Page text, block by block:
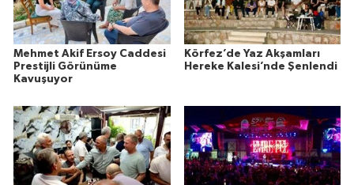
Mehmet Akif Ersoy Caddesi
Prestijli Görünüme
Kavuşuyor
Körfez’de Yaz Akşamları
Hereke Kalesi’nde Şenlendi